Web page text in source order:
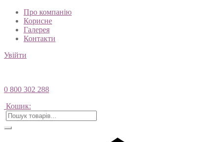
Про компанію
Корисне
Галерея
Контакти
Увійти
0 800 302 288
Кошик: